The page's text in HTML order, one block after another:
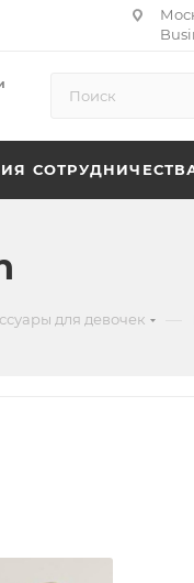
для девочек